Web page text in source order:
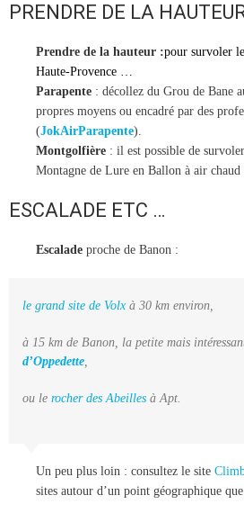
PRENDRE DE LA
Prendre de la hauteur :pour survoler
Haute-Provence …
Parapente : décollez du Grou de Bane
propres moyens ou encadré par des
(JokAirParapente).
Montgolfière : il est possible de
Montagne de Lure en Ballon à air
ESCALADE ETC …
Escalade proche de Banon :
le grand site de Volx à 30 km environ,
à 15 km de Banon, la petite mais
d’Oppedette,
ou le rocher des Abeilles à Apt.
Un peu plus loin : consultez le site
sites autour d’un point géographique